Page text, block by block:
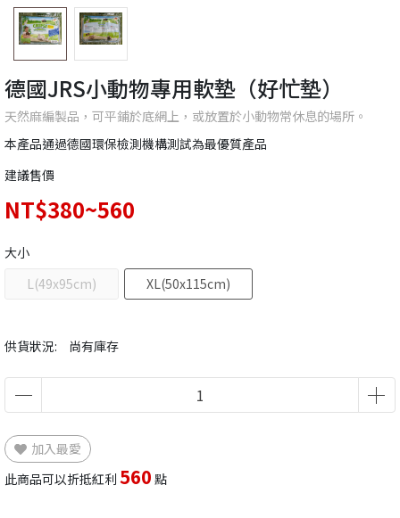
德國JRS小動物專用軟墊（好忙墊）
天然麻編製品，可平鋪於底網上，或放置於小動物常休息的場所。
本產品通過德國環保檢測機構測試為最優質產品
建議售價
NT$380~560
供貨狀況: 尚有庫存
大小
L(49x95cm)
XL(50x115cm)
加入最愛
此商品可以折抵紅利 560 點